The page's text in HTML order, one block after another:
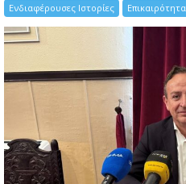
Ενδιαφέρουσες Ιστορίες Επικαιρότητα